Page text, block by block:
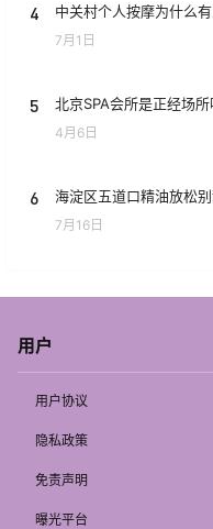
4 中关村个人按摩为什么
7月1日
5 北京SPA会所是正经场
4月6日
6 海淀区五道口精油放松
7月16日
用户
用户协议
隐私政策
免责声明
曝光平台